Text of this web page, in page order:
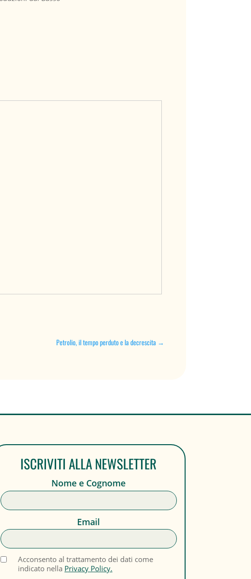
Petrolio, il tempo perduto e la decrescita →
ISCRIVITI ALLA NEWSLETTER
Nome e Cognome
Email
Acconsento al trattamento dei dati come
indicato nella Privacy Policy.